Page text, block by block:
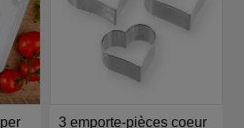
3 emporte-pièces coeur